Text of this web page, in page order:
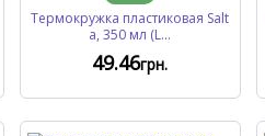
Термокружка пластиковая Salt
a, 350 мл (L...
49.46грн.